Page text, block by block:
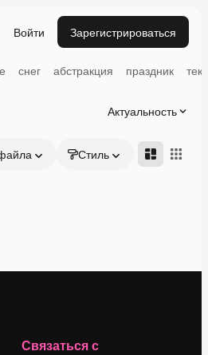
Войти Зарегистрироваться
снег абстракция праздник
Актуальность
Стиль Адвансд
Связаться с